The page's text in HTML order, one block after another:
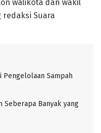
walikota dan wakil
Suara
Pengelolaan Sampah
Seberapa Banyak yang